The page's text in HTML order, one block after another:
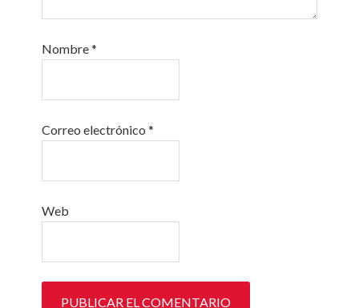
Nombre*
Correo electrónico*
Web